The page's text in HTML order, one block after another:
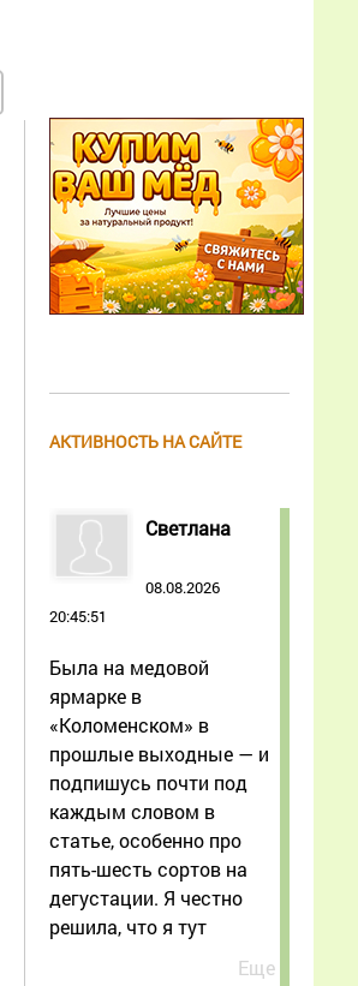
АКТИВНОСТЬ НА САЙТЕ
Светлана
08.08.2026
20:45:51
Была на медовой
ярмарке в
«Коломенском» в
прошлые выходные — и
подпишусь почти под
каждым словом в
статье, особенно про
пять-шесть сортов на
дегустации. Я честно
решила, что я тут
Еще